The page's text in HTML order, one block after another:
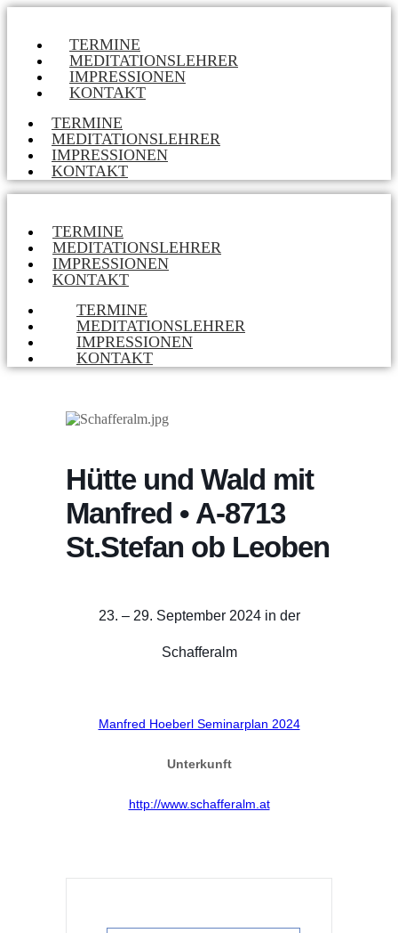
TERMINE
MEDITATIONSLEHRER
IMPRESSIONEN
KONTAKT
TERMINE
MEDITATIONSLEHRER
IMPRESSIONEN
KONTAKT
TERMINE
MEDITATIONSLEHRER
IMPRESSIONEN
KONTAKT
TERMINE
MEDITATIONSLEHRER
IMPRESSIONEN
KONTAKT
Hütte und Wald mit
Manfred • A-8713
St.Stefan ob Leoben
23. – 29. September 2024 in der
Schafferalm
Manfred Hoeberl Seminarplan 2024
Unterkunft
http://www.schafferalm.at